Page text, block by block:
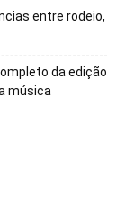
entre rodeio,
da edição
música